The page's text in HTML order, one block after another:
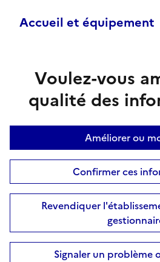
Accueil et équipement
Voulez-vous
qualité des
Améliorer ou
Confirmer ces
Revendiquer
Signaler un problème